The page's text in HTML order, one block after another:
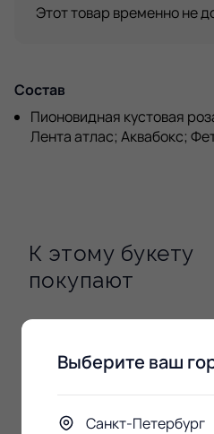
Этот товар временно не
Состав
Пионовидная кустовая
Лента атлас; Аквабокс;
К этому букету
покупают
Выберите ваш
Санкт-Петербург